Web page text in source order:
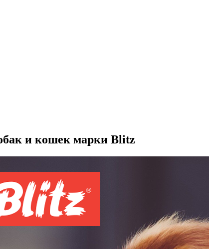
и кошек марки Blitz